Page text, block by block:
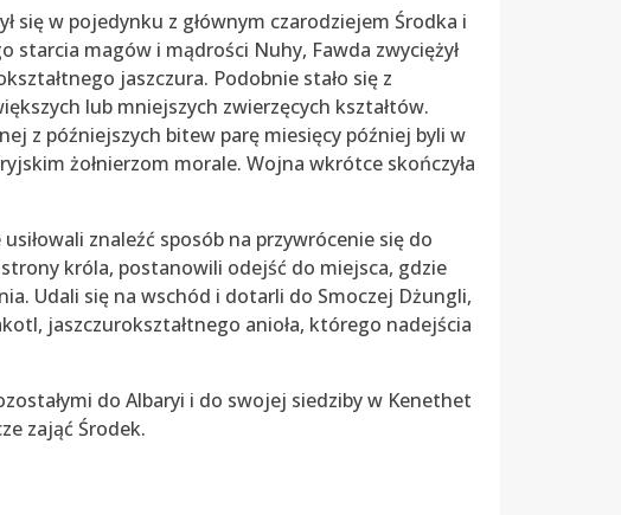
się w pojedynku z głównym czarodziejem Środka i
starcia magów i mądrości Nuhy, Fawda zwyciężył
jaszczura. Podobnie stało się z
lub mniejszych zwierzęcych kształtów.
z późniejszych bitew parę miesięcy później byli w
żołnierzom morale. Wojna wkrótce skończyła
znaleźć sposób na przywrócenie się do
króla, postanowili odejść do miejsca, gdzie
Udali się na wschód i dotarli do Smoczej Dżungli,
jaszczurokształtnego anioła, którego nadejścia
do Albaryi i do swojej siedziby w Kenethet
zająć Środek.